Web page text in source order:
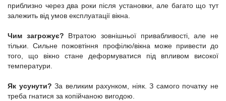
приблизно через два роки після установки, але багато що тут
залежить від умов експлуатації вікна.
Чим загрожує? Втратою зовнішньої привабливості, але не
тільки. Сильне пожовтіння профілю/вікна може привести до
того, що вікно стане деформуватися під впливом високої
температури.
Як усунути? За великим рахунком, ніяк. З самого початку не
треба гнатися за копійчаною вигодою.